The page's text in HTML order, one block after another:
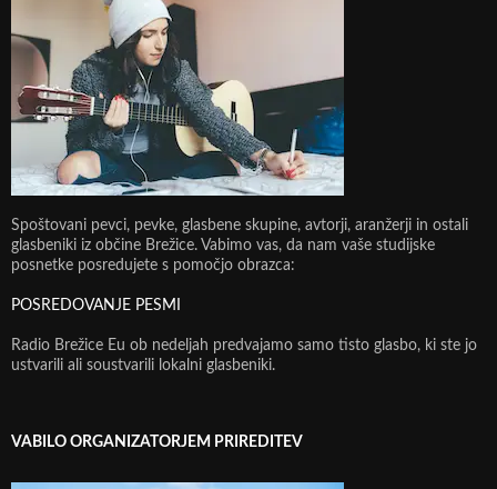
Spoštovani pevci, pevke, glasbene skupine, avtorji, aranžerji in ostali
glasbeniki iz občine Brežice. Vabimo vas, da nam vaše studijske
posnetke posredujete s pomočjo obrazca:
POSREDOVANJE PESMI
Radio Brežice Eu ob nedeljah predvajamo samo tisto glasbo, ki ste jo
ustvarili ali soustvarili lokalni glasbeniki.
VABILO ORGANIZATORJEM PRIREDITEV